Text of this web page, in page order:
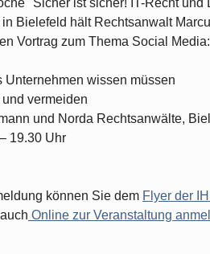
"Sicher ist sicher! IT-Recht und
Bielefeld hält Rechtsanwalt
Vortrag zum Thema Social Media:
Unternehmen wissen müssen
vermeiden
und Norda Rechtsanwälte,
19.30 Uhr
können Sie dem Flyer der
Online zur Veranstaltung